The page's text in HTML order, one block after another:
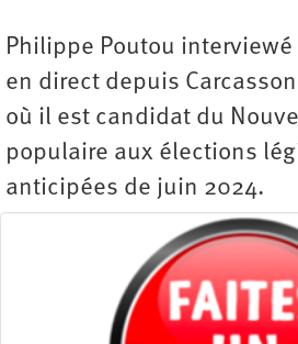
Philippe Poutou interviewé
en direct depuis
où il est candidat du
populaire aux élections
anticipées de juin 2024.